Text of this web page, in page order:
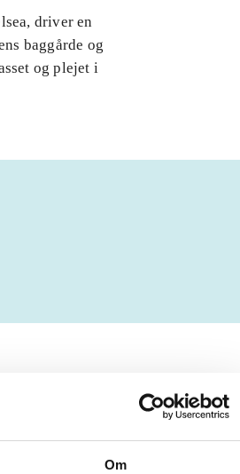
Om
driver en
baggårde og
og plejet i